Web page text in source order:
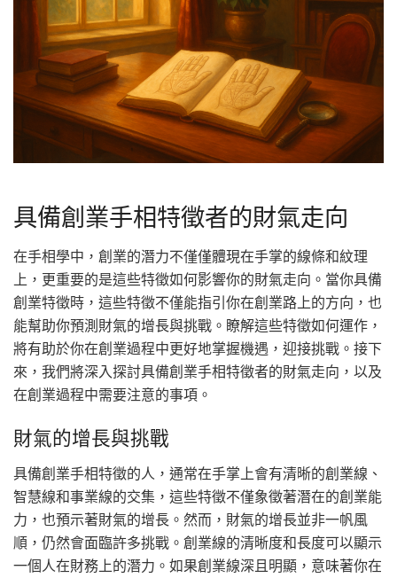
具備創業手相特徵者的財氣走向
在手相學中，創業的潛力不僅僅體現在手掌的線條和紋理
上，更重要的是這些特徵如何影響你的財氣走向。當你具備
創業特徵時，這些特徵不僅能指引你在創業路上的方向，也
能幫助你預測財氣的增長與挑戰。瞭解這些特徵如何運作，
將有助於你在創業過程中更好地掌握機遇，迎接挑戰。接下
來，我們將深入探討具備創業手相特徵者的財氣走向，以及
在創業過程中需要注意的事項。
財氣的增長與挑戰
具備創業手相特徵的人，通常在手掌上會有清晰的創業線、
智慧線和事業線的交集，這些特徵不僅象徵著潛在的創業能
力，也預示著財氣的增長。然而，財氣的增長並非一帆風
順，仍然會面臨許多挑戰。創業線的清晰度和長度可以顯示
一個人在財務上的潛力。如果創業線深且明顯，意味著你在